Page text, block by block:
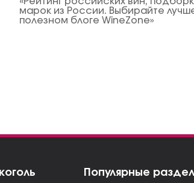
марок из России. Выбирайте
полезном блоге WineZone»
Популярные